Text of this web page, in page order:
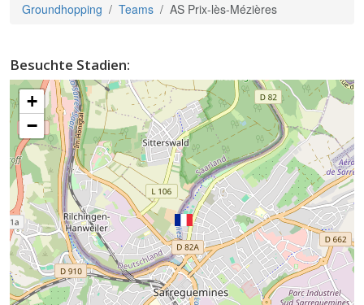
Groundhopping Teams AS Prix-lès-Mézières
Besuchte Stadien:
+
−